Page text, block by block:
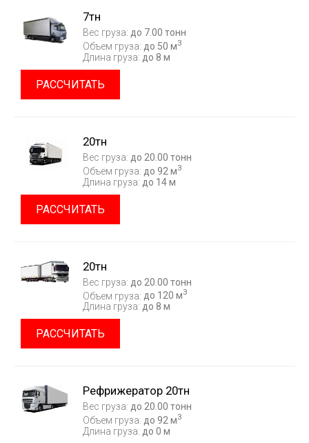
7тн
Вес груза: до 7.00 тонн
Объем груза: до 50 м3
Длина груза: до 8 м
РАССЧИТАТЬ
20тн
Вес груза: до 20.00 тонн
Объем груза: до 92 м3
Длина груза: до 14 м
РАССЧИТАТЬ
20тн
Вес груза: до 20.00 тонн
Объем груза: до 120 м3
Длина груза: до 8 м
РАССЧИТАТЬ
Рефрижератор 20тн
Вес груза: до 20.00 тонн
Объем груза: до 92 м3
Длина груза: до 0 м